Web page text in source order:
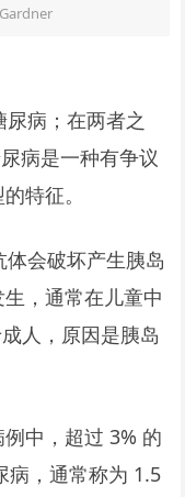
病；在两者之
病是一种有争议
特征。
会破坏产生胰岛
，通常在儿童中
人，原因是胰岛
中，超过 3% 的
病，通常称为 1.5